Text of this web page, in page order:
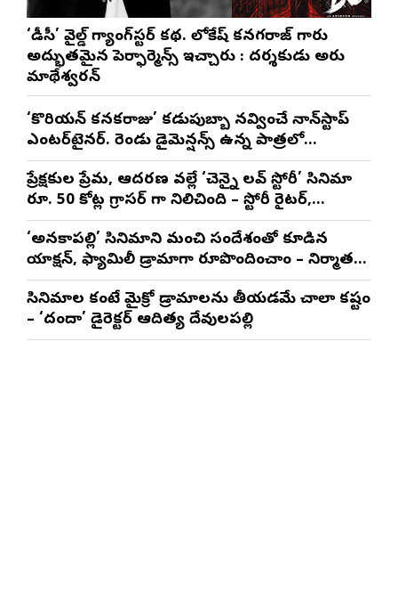
‘డీసీ’ వైల్డ్ గ్యాంగ్‌స్టర్ కథ. లోకేష్ కనగరాజ్ గారు
అద్భుతమైన పెర్ఫార్మెన్స్ ఇచ్చారు : దర్శకుడు అరుణ్
మాథేశ్వరన్
‘కొరియన్ కనకరాజు’ కడుపుబ్బా నవ్వించే నాన్‌స్టాప్
ఎంటర్‌టైనర్. రెండు డైమెన్షన్స్ ఉన్న పాత్రలో
నటించడం చాలా సంతృప్తినిచ్చింది : వరుణ్ తేజ్
ప్రేక్షకుల ప్రేమ, ఆదరణ వల్లే ‘చెన్నై లవ్ స్టోరీ’ సినిమా
రూ. 50 కోట్ల గ్రాసర్ గా నిలిచింది – స్టోరీ రైటర్,
ప్రొడ్యూసర్ సాయి రాజేష్
‘అనకాపల్లి’ సినిమాని మంచి సందేశంతో కూడిన
యాక్షన్, ఫ్యామిలీ డ్రామాగా రూపొందించాం – నిర్మాతలు
త్రినాథరావు నక్కిన, కాండ్రేగుల నాయుడు
సినిమాల కంటే మైక్రో డ్రామాలను తీయడమే చాలా కష్టం
– ‘దందా’ డైరెక్ట‌ర్ ఆదిత్య దేవులపల్లి